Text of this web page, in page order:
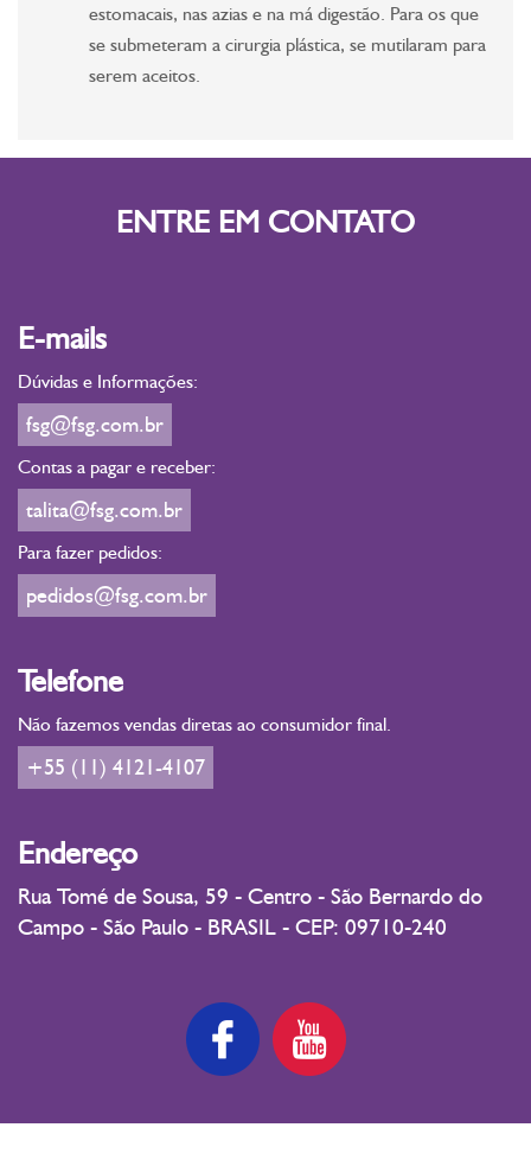
estomacais, nas azias e na má digestão. Para os que
se submeteram a cirurgia plástica, se mutilaram para
serem aceitos.
ENTRE EM CONTATO
E-mails
Dúvidas e Informações:
fsg@fsg.com.br
Contas a pagar e receber:
talita@fsg.com.br
Para fazer pedidos:
pedidos@fsg.com.br
Telefone
Não fazemos vendas diretas ao consumidor final.
+55 (11) 4121-4107
Endereço
Rua Tomé de Sousa, 59 - Centro - São Bernardo do
Campo - São Paulo - BRASIL - CEP: 09710-240